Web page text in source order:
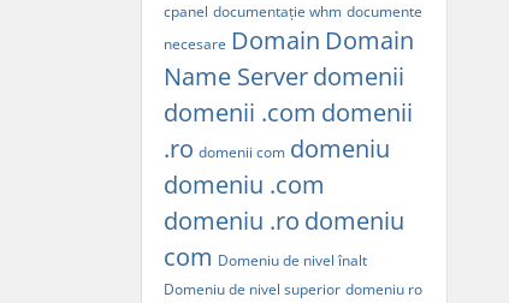
cpanel documentație whm documente
necesare Domain Domain
Name Server domenii
domenii .com domenii
.ro domenii com domeniu
domeniu .com
domeniu .ro domeniu
com Domeniu de nivel înalt
Domeniu de nivel superior domeniu ro